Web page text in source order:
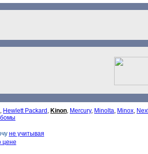
, Hewlett Packard , Kinon, Mercury, Minolta, Minox,
не учитывая
цене